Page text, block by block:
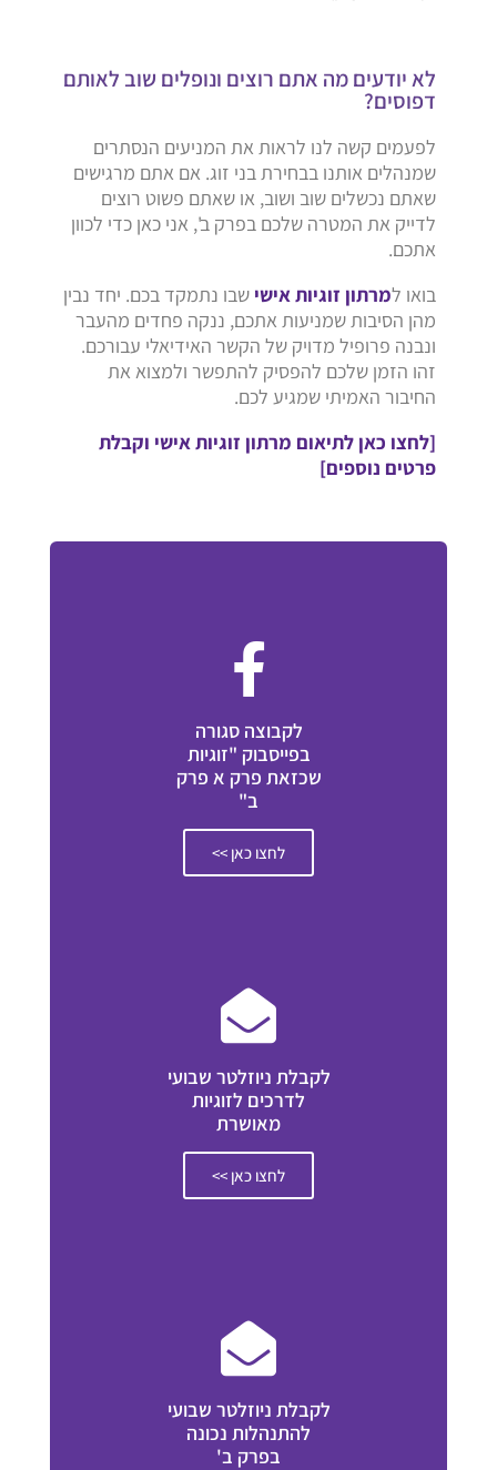
לא יודעים מה אתם רוצים ונופלים שוב לאותם
דפוסים?
לפעמים קשה לנו לראות את המניעים הנסתרים
שמנהלים אותנו בבחירת בני זוג. אם אתם מרגישים
שאתם נכשלים שוב ושוב, או שאתם פשוט רוצים
לדייק את המטרה שלכם בפרק ב', אני כאן כדי לכוון
אתכם.
בואו למרתון זוגיות אישי שבו נתמקד בכם. יחד נבין
מהן הסיבות שמניעות אתכם, ננקה פחדים מהעבר
ונבנה פרופיל מדויק של הקשר האידיאלי עבורכם.
זהו הזמן שלכם להפסיק להתפשר ולמצוא את
החיבור האמיתי שמגיע לכם.
[לחצו כאן לתיאום מרתון זוגיות אישי וקבלת
פרטים נוספים]
לקבוצה סגורה
בפייסבוק "זוגיות
שכזאת פרק א פרק
ב"
לחצו כאן >>
לקבלת ניוזלטר שבועי
לדרכים לזוגיות
מאושרת
לחצו כאן >>
לקבלת ניוזלטר שבועי
להתנהלות נכונה
בפרק ב'